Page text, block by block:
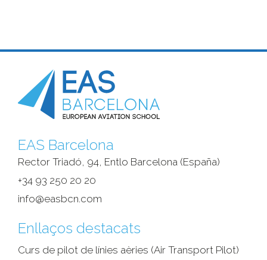
EAS Barcelona
Rector Triadó, 94, Entlo Barcelona (España)‎
+34 93 250 20 20
info@easbcn.com
Enllaços destacats
Curs de pilot de línies aèries (Air Transport Pilot)